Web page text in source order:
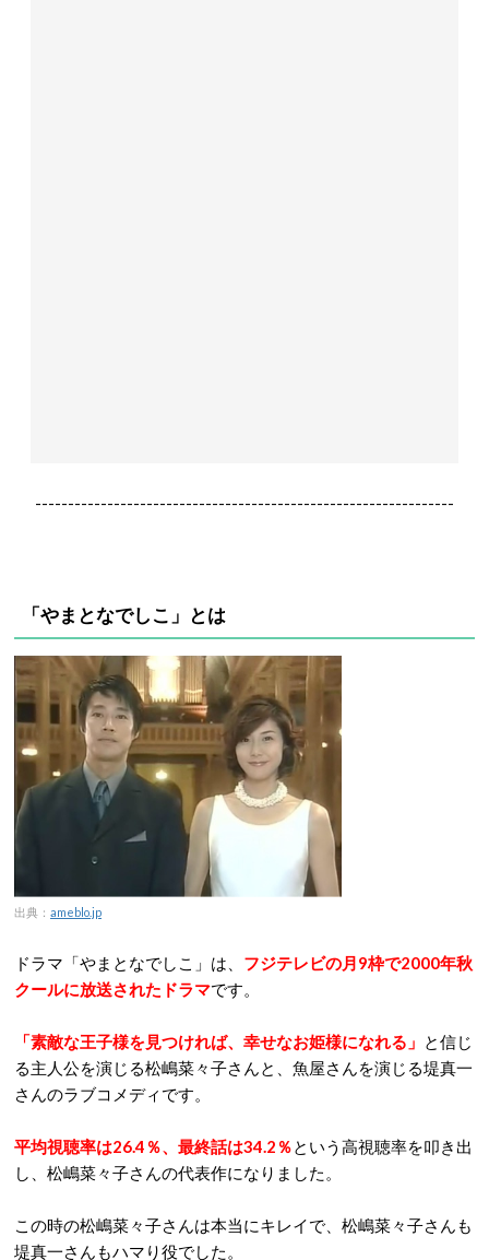
----------------------------------------------------------------
「やまとなでしこ」とは
出典： ameblo.jp
ドラマ「やまとなでしこ」は、 フジテレビの月9枠で2000年秋
クールに放送されたドラマです。
「素敵な王子様を見つければ、幸せなお姫様になれる」 と信じ
る主人公を演じる松嶋菜々子さんと、魚屋さんを演じる堤真一
さんのラブコメディです。
平均視聴率は26.4％、最終話は34.2％という高視聴率を叩き出
し、松嶋菜々子さんの代表作になりました。
この時の松嶋菜々子さんは本当にキレイで、松嶋菜々子さんも
堤真一さんもハマり役でした。